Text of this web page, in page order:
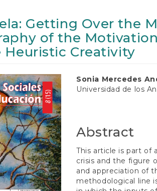
Getting Over the
of the
Heuristic Creativity
Main
Article
Sonia Mercedes
Universidad de los
Abstract
This article is part of
crisis and the figure
and appreciation of
methodological line